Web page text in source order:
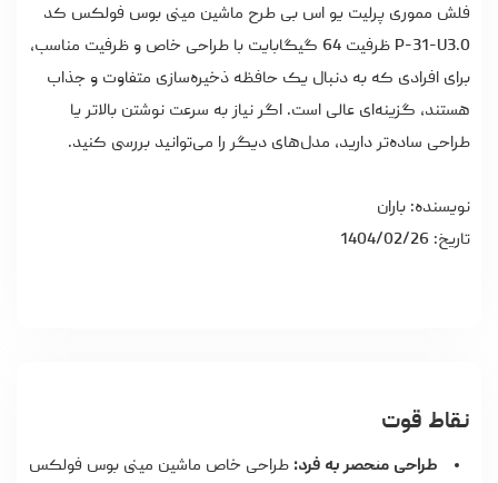
فلش مموری پرلیت یو اس بی طرح ماشین مینی بوس فولکس کد
P-31-U3.0 ظرفیت 64 گیگابایت با طراحی خاص و ظرفیت مناسب،
برای افرادی که به دنبال یک حافظه ذخیره‌سازی متفاوت و جذاب
هستند، گزینه‌ای عالی است. اگر نیاز به سرعت نوشتن بالاتر یا
طراحی ساده‌تر دارید، مدل‌های دیگر را می‌توانید بررسی کنید.
نویسنده: باران
تاریخ: 1404/02/26
نقاط قوت
طراحی منحصر به فرد: طراحی خاص ماشین مینی بوس فولکس